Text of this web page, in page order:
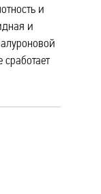
и
и
сработает